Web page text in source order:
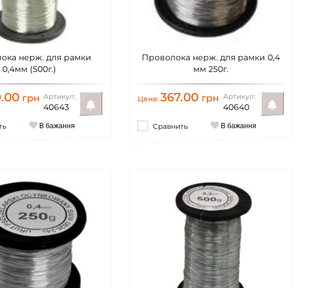
нерж. для рамки
0,4мм (500г.)
грн Артикул:
40643
В бажання
Проволока нерж. для рамки 0,4
мм 250г.
Цена: 367.00 грн Артикул:
40640
Сравнить В бажання